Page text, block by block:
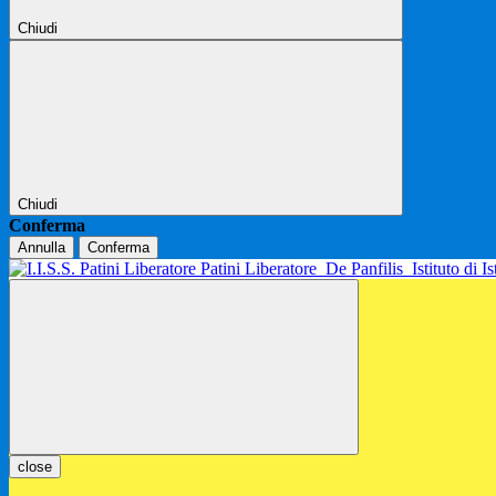
Chiudi
Chiudi
Conferma
Annulla Conferma
Patini Liberatore De Panfilis Istituto di
close